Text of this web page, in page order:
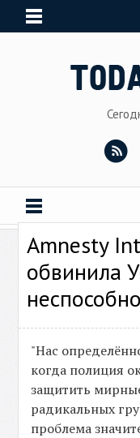
Amnesty
обвинила
"Нас
когда полиция
защитить
радикальных
проблема